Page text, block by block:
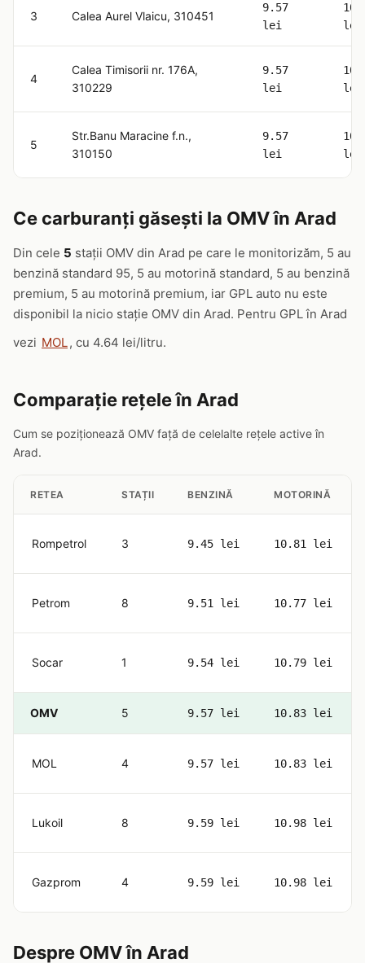
3 Calea Aurel Vlaicu, 310451
9.57
lei
lei
4
Calea Timisorii nr. 176A,
310229
9.57
lei
lei
5
Str.Banu Maracine f.n.,
310150
9.57
lei
lei
Ce carburanți găsești la OMV în Arad
Din cele 5 stații OMV din Arad pe care le monitorizăm, 5 au
benzină standard 95, 5 au motorină standard, 5 au benzină
premium, 5 au motorină premium, iar GPL auto nu este
disponibil la nicio stație OMV din Arad. Pentru GPL în Arad
vezi MOL, cu 4.64 lei/litru.
Comparație rețele în Arad
Cum se poziționează OMV față de celelalte rețele active în
Arad.
RETEA STAȚII BENZINĂ MOTORINĂ
Rompetrol 3 9.45 lei 10.81 lei
Petrom 8 9.51 lei 10.77 lei
Socar 1 9.54 lei 10.79 lei
OMV 5 9.57 lei 10.83 lei
MOL 4 9.57 lei 10.83 lei
Lukoil 8 9.59 lei 10.98 lei
Gazprom 4 9.59 lei 10.98 lei
Despre OMV în Arad